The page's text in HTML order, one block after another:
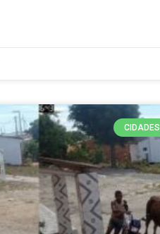
CIDADES